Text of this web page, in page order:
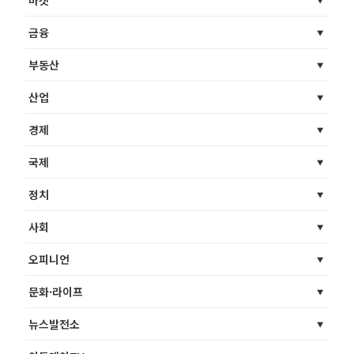
금융
부동산
산업
경제
국제
정치
사회
오피니언
문화·라이프
뉴스발전소